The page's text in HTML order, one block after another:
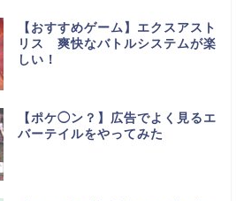
【おすすめゲーム】エクスアスト
リス 爽快なバトルシステムが楽
しい！
【ポケ◯ン？】広告でよく見るエ
バーテイルをやってみた